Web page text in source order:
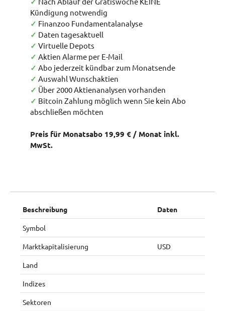
Kündigung notwendig
✓ Finanzoo Fundamentalanalyse
✓ Daten tagesaktuell
✓ Virtuelle Depots
✓ Aktien Alarme per E-Mail
✓ Abo jederzeit kündbar zum Monatsende
✓ Auswahl Wunschaktien
✓ Über 2000 Aktienanalysen vorhanden
✓ Bitcoin Zahlung möglich wenn Sie kein Abo
abschließen möchten
Preis für Monatsabo 19,99 € / Monat inkl.
MwSt.
Beschreibung Daten
Symbol
Marktkapitalisierung USD
Land
Indizes
Sektoren